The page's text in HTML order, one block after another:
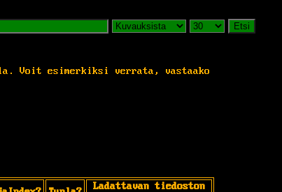
Etsi
Voit esimerkiksi verrata, vastaako
Ladattavan tiedoston